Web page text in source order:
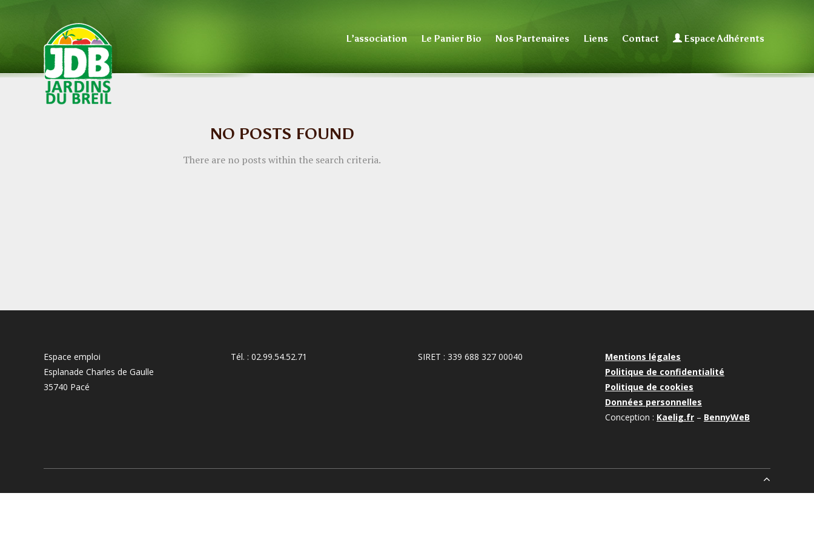
L’association Le Panier Bio Nos Partenaires Liens Contact Espace Adhérents
NO POSTS FOUND
There are no posts within the search criteria.
Espace emploi
Esplanade Charles de Gaulle
35740 Pacé
Tél. : 02.99.54.52.71 SIRET : 339 688 327 00040
Mentions légales
Politique de confidentialité
Politique de cookies
Données personnelles
Conception : Kaelig.fr – BennyWeB